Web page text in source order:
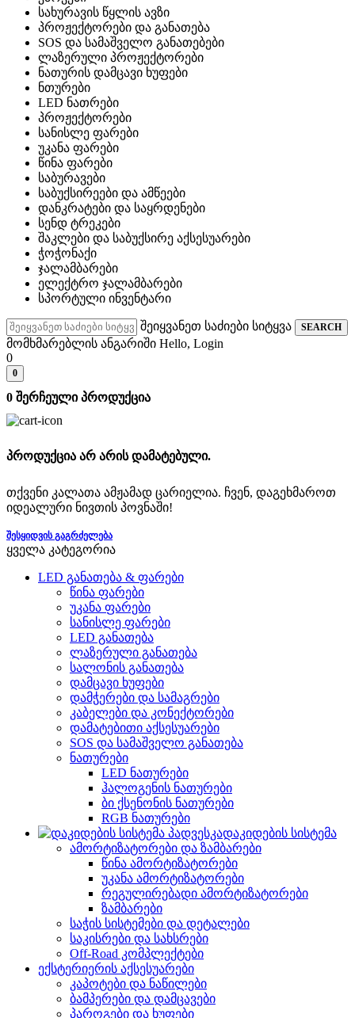
სახურავის წყლის ავზი
პროჟექტორები და განათება
SOS და სამაშველო განათებები
ლაზერული პროჟექტორები
ნათურის დამცავი ხუფები
ნთურები
LED ნათრები
პროჟექტორები
სანისლე ფარები
უკანა ფარები
წინა ფარები
საბურავები
საბუქსირეები და ამწეები
დანკრატები და საყრდენები
სენდ ტრეკები
შაკლები და საბუქსირე აქსესუარები
ჭოჭონაქი
ჯალამბარები
ელექტრო ჯალამბარები
სპორტული ინვენტარი
შეიყვანეთ საძიები სიტყვა SEARCH
მომხმარებლის ანგარიში Hello, Login
0
0
0 შერჩეული პროდუქცია
პროდუქცია არ არის დამატებული.
თქვენი კალათა ამჟამად ცარიელია. ჩვენ, დაგეხმაროთ
იდეალური ნივთის პოვნაში!
ᲨᲔᲡᲧᲘᲓᲕᲘᲡ ᲒᲐᲒᲠᲫᲔᲚᲔᲑᲐ
ყველა კატეგორია
LED განათება & ფარები
წინა ფარები
უკანა ფარები
სანისლე ფარები
LED განათება
ლაზერული განათება
სალონის განათება
დამცავი ხუფები
დამჭერები და სამაგრები
კაბელები და კონექტორები
დამატებითი აქსესუარები
SOS და სამაშველო განათება
ნათურები
LED ნათურები
ჰალოგენის ნათურები
ბი ქსენონის ნათურები
RGB ნათურები
დაკიდების სისტემა
ამორტიზატორები და ზამბარები
წინა ამორტიზატორები
უკანა ამორტიზატორები
რეგულირებადი ამორტიზატორები
ზამბარები
საჭის სისტემები და დეტალები
საკისრები და სახსრები
Off-Road კომპლექტები
ექსტერიერის აქსესუარები
კაპოტები და ნაწილები
ბამპერები და დამცავები
პაროგები და ხუფები